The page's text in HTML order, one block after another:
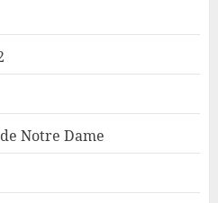
Notre Dame